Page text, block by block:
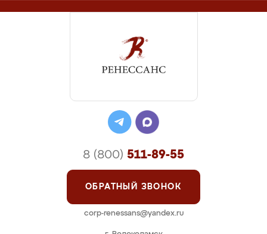
8 (800) 511-89-55
ОБРАТНЫЙ ЗВОНОК
corp-renessans@yandex.ru